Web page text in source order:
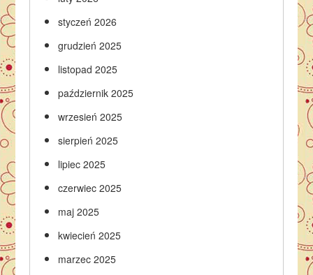
styczeń 2026
grudzień 2025
listopad 2025
październik 2025
wrzesień 2025
sierpień 2025
lipiec 2025
czerwiec 2025
maj 2025
kwiecień 2025
marzec 2025